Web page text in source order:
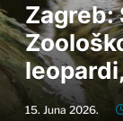
Zagreb:
15. Juna 2026.